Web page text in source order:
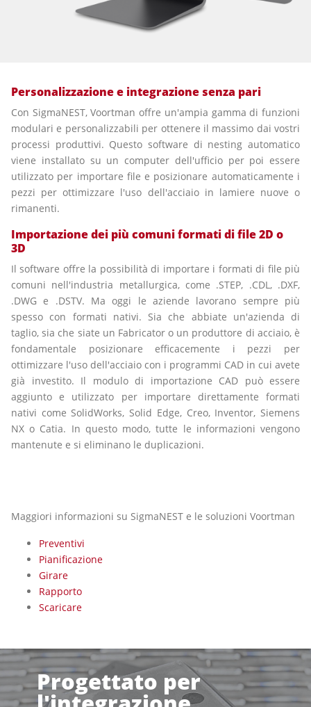
Personalizzazione e integrazione senza pari
Con SigmaNEST, Voortman offre un'ampia gamma di funzioni
modulari e personalizzabili per ottenere il massimo dai vostri
processi produttivi. Questo software di nesting automatico
viene installato su un computer dell'ufficio per poi essere
utilizzato per importare file e posizionare automaticamente i
pezzi per ottimizzare l'uso dell'acciaio in lamiere nuove o
rimanenti.
Importazione dei più comuni formati di file 2D o
3D
Il software offre la possibilità di importare i formati di file più
comuni nell'industria metallurgica, come .STEP, .CDL, .DXF,
.DWG e .DSTV. Ma oggi le aziende lavorano sempre più
spesso con formati nativi. Sia che abbiate un'azienda di
taglio, sia che siate un Fabricator o un produttore di acciaio, è
fondamentale posizionare efficacemente i pezzi per
ottimizzare l'uso dell'acciaio con i programmi CAD in cui avete
già investito. Il modulo di importazione CAD può essere
aggiunto e utilizzato per importare direttamente formati
nativi come SolidWorks, Solid Edge, Creo, Inventor, Siemens
NX o Catia. In questo modo, tutte le informazioni vengono
mantenute e si eliminano le duplicazioni.
Maggiori informazioni su SigmaNEST e le soluzioni Voortman
Preventivi
Pianificazione
Girare
Rapporto
Scaricare
Progettato per